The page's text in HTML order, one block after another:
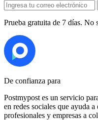
Prueba gratuita de 7 días. No
De confianza para
Postmypost es un servicio
en redes sociales que ayuda
profesionales y empresas a